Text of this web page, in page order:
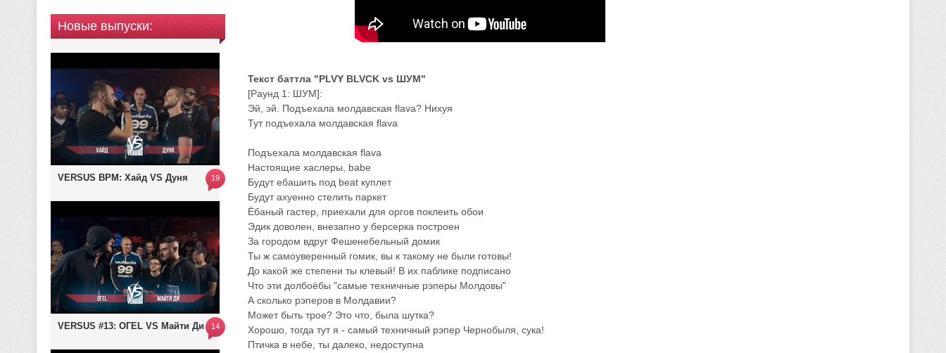
Новые выпуски:
VERSUS BPM: Хайд VS Дуня 19
VERSUS #13: ОГЕL VS Майти Ди 14
Текст баттла "PLVY BLVCK vs ШУМ"
[Раунд 1: ШУМ]:
Эй, эй. Подъехала молдавская flava? Нихуя
Тут подъехала молдавская flava
Подъехала молдавская flava
Настоящие хаслеры, babe
Будут ебашить под beat куплет
Будут ахуенно стелить паркет
Ёбаный гастер, приехали для оргов поклеить обои
Эдик доволен, внезапно у берсерка построен
За городом вдруг Фешенебельный домик
Ты ж самоуверенный гомик, вы к такому не были готовы!
До какой же степени ты клевый! В их паблике подписано
Что эти долбоёбы "самые техничные рэперы Молдовы"
А сколько рэперов в Молдавии?
Может быть трое? Это что, была шутка?
Хорошо, тогда тут я - самый техничный рэпер Чернобыля, сука!
Птичка в небе, ты далеко, недоступна